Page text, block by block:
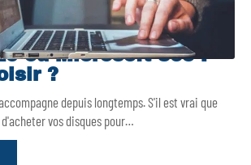
ou Microsoft 365 :
?
depuis longtemps. S'il est vrai que
vos disques pour…